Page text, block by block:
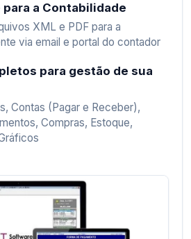
para a Contabilidade
XML e PDF para a
via email e portal do contador
para gestão de sua
Contas (Pagar e Receber),
Compras, Estoque,